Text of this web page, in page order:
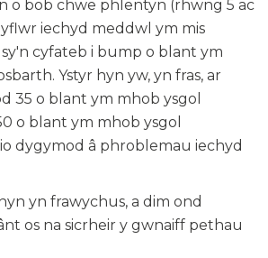
o bob chwe phlentyn (rhwng 5 ac
iechyd meddwl ym mis
cyfateb i bump o blant ym
Ystyr hyn yw, yn fras, ar
35 o blant ym mhob ysgol
o blant ym mhob ysgol
dygymod â phroblemau iechyd
yn frawychus, a dim ond
os na sicrheir y gwnaiff pethau